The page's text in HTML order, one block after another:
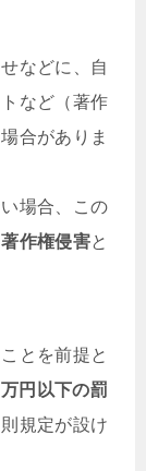
などに、自
など（著作
合がありま
場合、この
著作権侵害と
とを前提と
円以下の罰
規定が設け